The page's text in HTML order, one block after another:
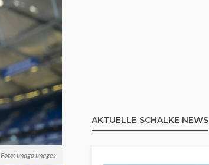
Foto: imago images
AKTUELLE SCHALKE NEWS